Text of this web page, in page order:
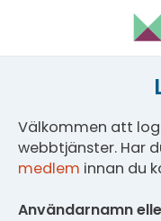
Välkommen att
webbtjänster. Har
medlem innan du
Användarnamn